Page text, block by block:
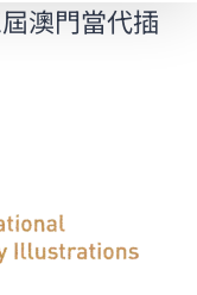
澳門當代插